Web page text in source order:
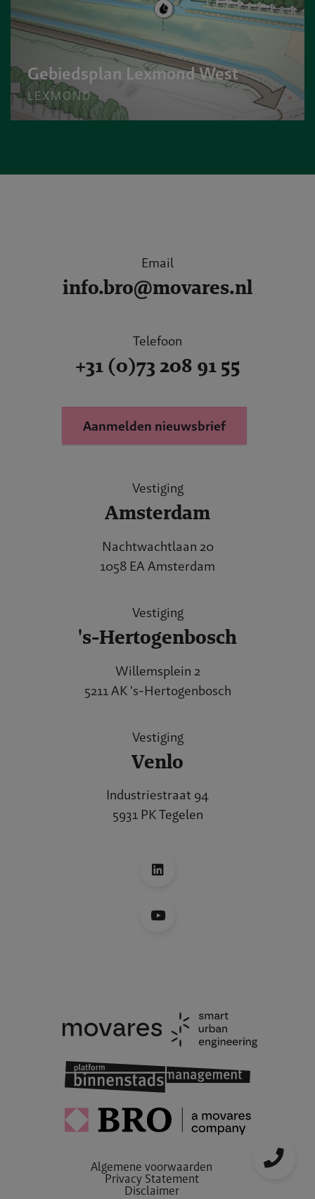
Gebiedsplan Lexmond West
LEXMOND
Email
info.bro@movares.nl
Telefoon
+31 (0)73 208 91 55
Aanmelden nieuwsbrief
Vestiging
Amsterdam
Nachtwachtlaan 20
1058 EA Amsterdam
Vestiging
's-Hertogenbosch
Willemsplein 2
5211 AK 's-Hertogenbosch
Vestiging
Venlo
Industriestraat 94
5931 PK Tegelen
Algemene voorwaarden
Privacy Statement
Disclaimer